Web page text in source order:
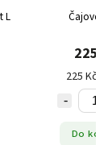
Čajové
225 Kč
225 Kč / 1
Do košíku